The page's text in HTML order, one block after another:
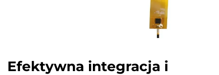
Efektywna integracja i